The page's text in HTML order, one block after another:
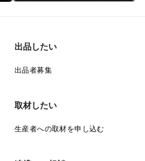
出品したい
出品者募集
取材したい
生産者への取材を申し込む